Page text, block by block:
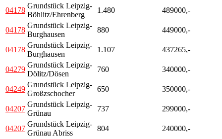
04178
Grundstück Leipzig-
Böhlitz/Ehrenberg
1.480 489000,-
04178
Grundstück Leipzig-
Burghausen
880 449000,-
04178
Grundstück Leipzig-
Burghausen
1.107 437265,-
04279
Grundstück Leipzig-
Dölitz/Dösen
760 340000,-
04249
Grundstück Leipzig-
Großzschocher
650 350000,-
04207
Grundstück Leipzig-
Grünau
737 299000,-
04207
Grundstück Leipzig-
Grünau Abriss
804 240000,-